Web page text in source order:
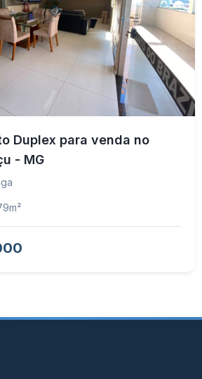
Duplex para venda no
- MG
m²